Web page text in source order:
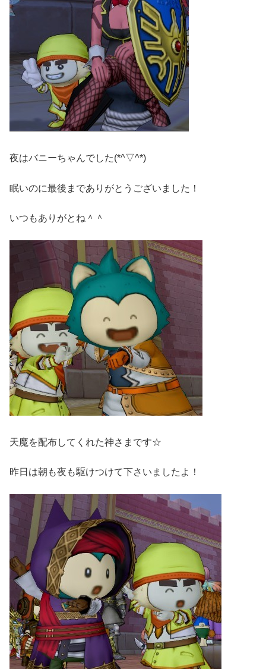
夜はバニーちゃんでした(*^▽^*)
眠いのに最後までありがとうございました！
いつもありがとね＾＾
天魔を配布してくれた神さまです☆
昨日は朝も夜も駆けつけて下さいましたよ！